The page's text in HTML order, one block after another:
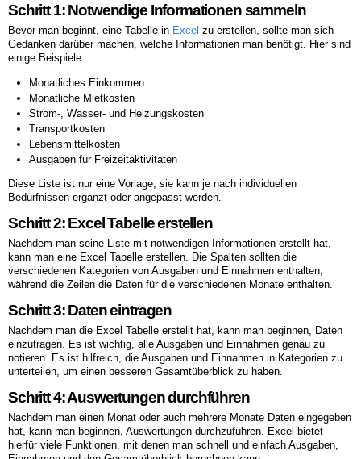
Schritt 1: Notwendige Informationen sammeln
Bevor man beginnt, eine Tabelle in Excel zu erstellen, sollte man sich
Gedanken darüber machen, welche Informationen man benötigt. Hier sind
einige Beispiele:
Monatliches Einkommen
Monatliche Mietkosten
Strom-, Wasser- und Heizungskosten
Transportkosten
Lebensmittelkosten
Ausgaben für Freizeitaktivitäten
Diese Liste ist nur eine Vorlage, sie kann je nach individuellen
Bedürfnissen ergänzt oder angepasst werden.
Schritt 2: Excel Tabelle erstellen
Nachdem man seine Liste mit notwendigen Informationen erstellt hat,
kann man eine Excel Tabelle erstellen. Die Spalten sollten die
verschiedenen Kategorien von Ausgaben und Einnahmen enthalten,
während die Zeilen die Daten für die verschiedenen Monate enthalten.
Schritt 3: Daten eintragen
Nachdem man die Excel Tabelle erstellt hat, kann man beginnen, Daten
einzutragen. Es ist wichtig, alle Ausgaben und Einnahmen genau zu
notieren. Es ist hilfreich, die Ausgaben und Einnahmen in Kategorien zu
unterteilen, um einen besseren Gesamtüberblick zu haben.
Schritt 4: Auswertungen durchführen
Nachdem man einen Monat oder auch mehrere Monate Daten eingegeben
hat, kann man beginnen, Auswertungen durchzuführen. Excel bietet
hierfür viele Funktionen, mit denen man schnell und einfach Ausgaben,